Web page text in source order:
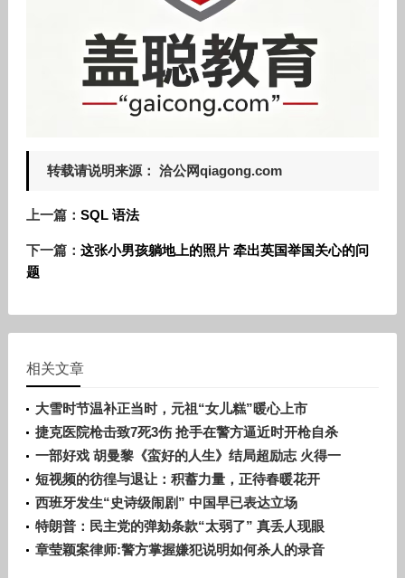
转载请说明来源： 洽公网qiagong.com
上一篇： SQL 语法
下一篇： 这张小男孩躺地上的照片 牵出英国举国关心的问
题
相关文章
大雪时节温补正当时，元祖“女儿糕”暖心上市
捷克医院枪击致7死3伤 抢手在警方逼近时开枪自杀
一部好戏 胡曼黎《蛮好的人生》结局超励志 火得一
塌糊涂
短视频的彷徨与退让：积蓄力量，正待春暖花开
西班牙发生“史诗级闹剧” 中国早已表达立场
特朗普：民主党的弹劾条款“太弱了” 真丢人现眼
章莹颖案律师:警方掌握嫌犯说明如何杀人的录音